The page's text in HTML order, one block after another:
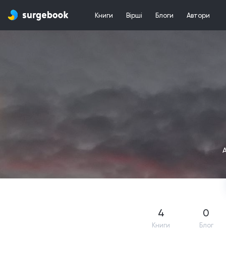
Книги Вірші Блоги Автори
4
Книги
0
Блог